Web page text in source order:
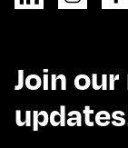
Join